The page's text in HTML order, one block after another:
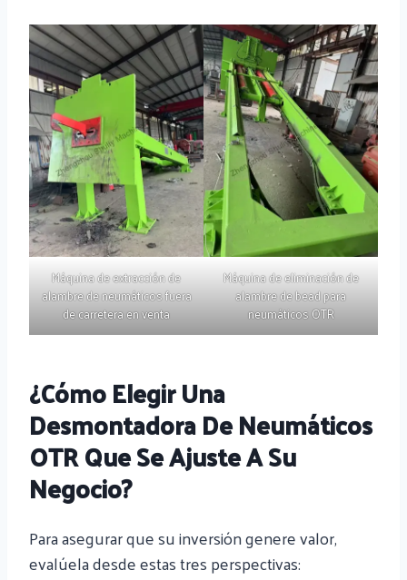
Máquina de extracción de
alambre de neumáticos fuera
de carretera en venta
Máquina de eliminación de
alambre de bead para
neumáticos OTR
¿Cómo Elegir Una
Desmontadora De Neumáticos
OTR Que Se Ajuste A Su
Negocio?
Para asegurar que su inversión genere valor,
evalúela desde estas tres perspectivas: